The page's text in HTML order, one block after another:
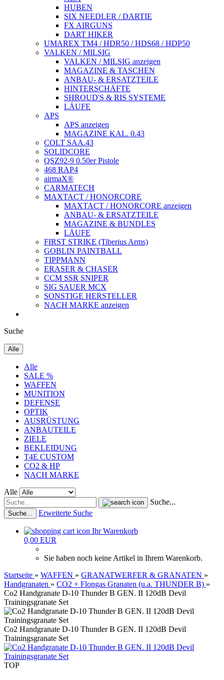
HUBEN
SIX NEEDLER / DARTIE
FX AIRGUNS
DART HIKER
UMAREX TM4 / HDR50 / HDS68 / HDP50
VALKEN / MILSIG
VALKEN / MILSIG anzeigen
MAGAZINE & TASCHEN
ANBAU- & ERSATZTEILE
HINTERSCHÄFTE
SHROUD'S & RIS SYSTEME
LÄUFE
APS
APS anzeigen
MAGAZINE KAL. 0.43
COLT SAA.43
SOLIDCORE
QSZ92-9 0.50er Pistole
468 RAP4
airmaX®
CARMATECH
MAXTACT / HONORCORE
MAXTACT / HONORCORE anzeigen
ANBAU- & ERSATZTEILE
MAGAZINE & BUNDLES
LÄUFE
FIRST STRIKE (Tiberius Arms)
GOBLIN PAINTBALL
TIPPMANN
ERASER & CHASER
CCM SSR SNIPER
SIG SAUER MCX
SONSTIGE HERSTELLER
NACH MARKE anzeigen
Suche
Alle
Alle
SALE %
WAFFEN
MUNITION
DEFENSE
OPTIK
AUSRÜSTUNG
ANBAUTEILE
ZIELE
BEKLEIDUNG
T4E CUSTOM
CO2 & HP
NACH MARKE
Alle
Suche...
Suche... Erweiterte Suche
Ihr Warenkorb
0,00 EUR
Sie haben noch keine Artikel in Ihrem Warenkorb.
Startseite » WAFFEN » GRANATWERFER & GRANATEN »
Handgranaten » CO2 + Flongas Granaten (u.a. THUNDER B) »
Co2 Handgranate D-10 Thunder B GEN. II 120dB Devil
Trainingsgranate Set
Co2 Handgranate D-10 Thunder B GEN. II 120dB Devil
Trainingsgranate Set
TOP